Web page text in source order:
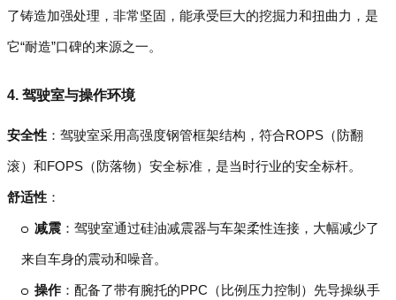
了铸造加强处理，非常坚固，能承受巨大的挖掘力和扭曲力，是
它“耐造”口碑的来源之一。
4. 驾驶室与操作环境
安全性 ：驾驶室采用高强度钢管框架结构，符合ROPS（防翻
滚）和FOPS（防落物）安全标准，是当时行业的安全标杆。
舒适性 ：
减震 ：驾驶室通过硅油减震器与车架柔性连接，大幅减少了
来自车身的震动和噪音。
操作 ：配备了带有腕托的PPC（比例压力控制）先导操纵手